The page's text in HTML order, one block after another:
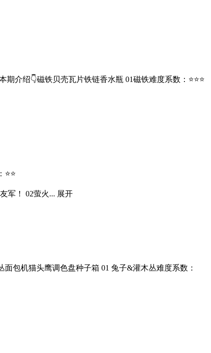
介绍👇磁铁贝壳瓦片铁链香水瓶 01磁铁难度系数：⭐⭐⭐
军！ 02萤火... 展开
包机猫头鹰调色盘种子箱 01 兔子&灌木丛难度系数：